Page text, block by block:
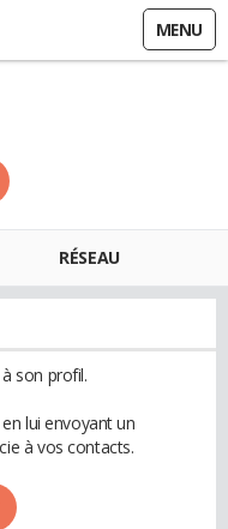
MENU
RÉSEAU
son profil.
lui envoyant un
à vos contacts.